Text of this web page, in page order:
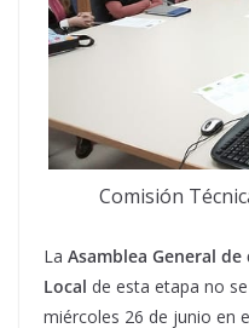
Comisión
La Asamblea General
Local de esta etapa no
miércoles 26 de junio en